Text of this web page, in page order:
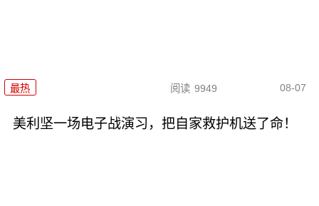
最热 阅读 9949 08-07
美利坚一场电子战演习，把自家救护机送了命！